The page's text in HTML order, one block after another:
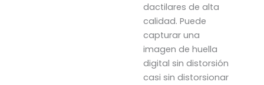
dactilares de alta
calidad. Puede
capturar una
imagen de huella
digital sin distorsión
casi sin distorsionar